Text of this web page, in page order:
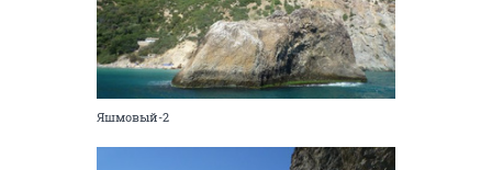
Яшмовый-2